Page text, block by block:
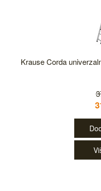
Krause Corda